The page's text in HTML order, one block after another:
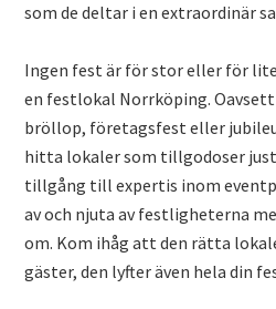
som de deltar i en extraordinär
Ingen fest är för stor eller för
en festlokal Norrköping.
bröllop, företagsfest eller
hitta lokaler som tillgodoser just
tillgång till expertis inom
av och njuta av festligheterna
om. Kom ihåg att den rätta
gäster, den lyfter även hela din